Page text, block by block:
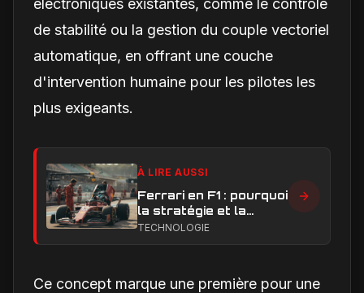
de stabilité ou la gestion du couple vectoriel
automatique, en offrant une couche
d'intervention humaine pour les pilotes les
plus exigeants.
À LIRE AUSSI
Ferrari en F1 : pourquoi
la stratégie et la
technique sont sous
TECHNOLOGIE
Ce concept marque une première pour une